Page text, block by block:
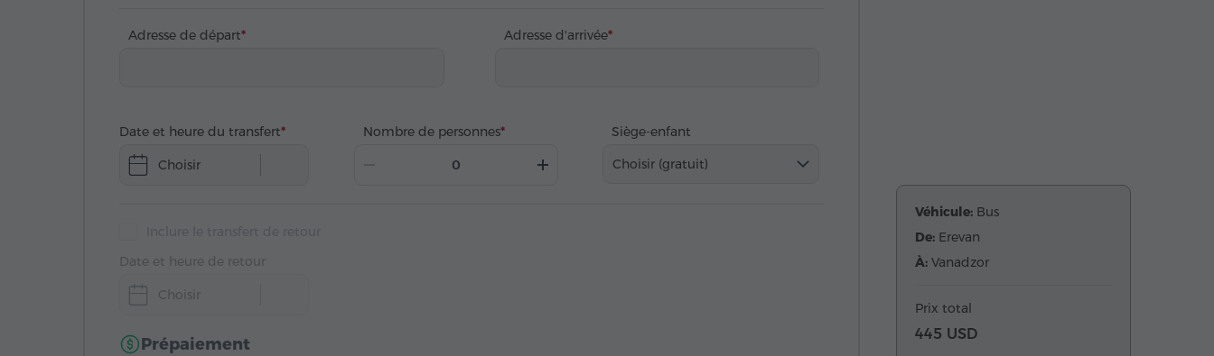
Adresse de départ Adresse d'arrivée
Date et heure du transfert
Choisir
Nombre de personnes
Siège-enfant
Choisir (gratuit)
Date et heure de retour
Choisir
Prépaiement
Véhicule: Bus
De: Erevan
À: Vanadzor
Prix total
445 USD